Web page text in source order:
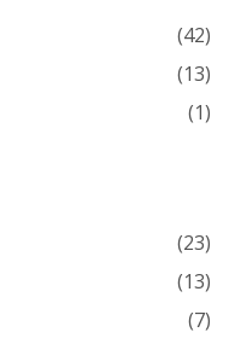
(42)
(13)
(1)
(23)
(13)
(7)